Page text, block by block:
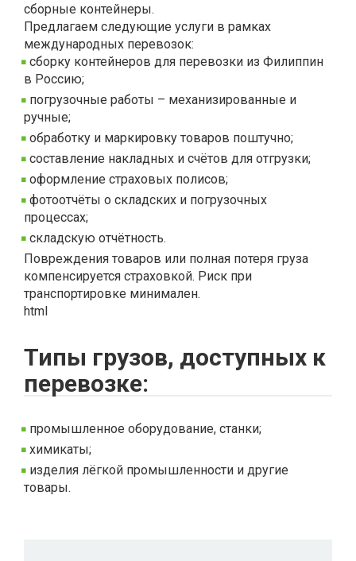
сборные контейнеры.
Предлагаем следующие услуги в рамках
международных перевозок:
сборку контейнеров для перевозки из Филиппин
в Россию;
погрузочные работы – механизированные и
ручные;
обработку и маркировку товаров поштучно;
составление накладных и счётов для отгрузки;
оформление страховых полисов;
фотоотчёты о складских и погрузочных
процессах;
складскую отчётность.
Повреждения товаров или полная потеря груза
компенсируется страховкой. Риск при
транспортировке минимален.
html
Типы грузов, доступных к
перевозке:
промышленное оборудование, станки;
химикаты;
изделия лёгкой промышленности и другие
товары.